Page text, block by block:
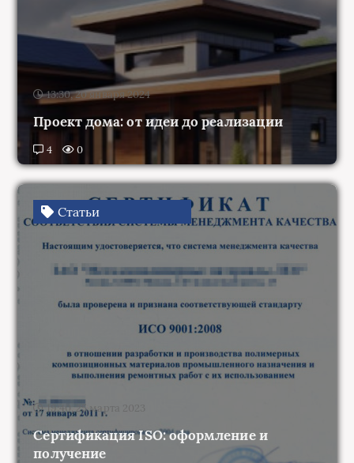
13:30, 20 января 2024
Проект дома: от идеи до реализации
4 0
Статьи
19:40, 25 марта 2023
Сертификация ISO: оформление и
получение